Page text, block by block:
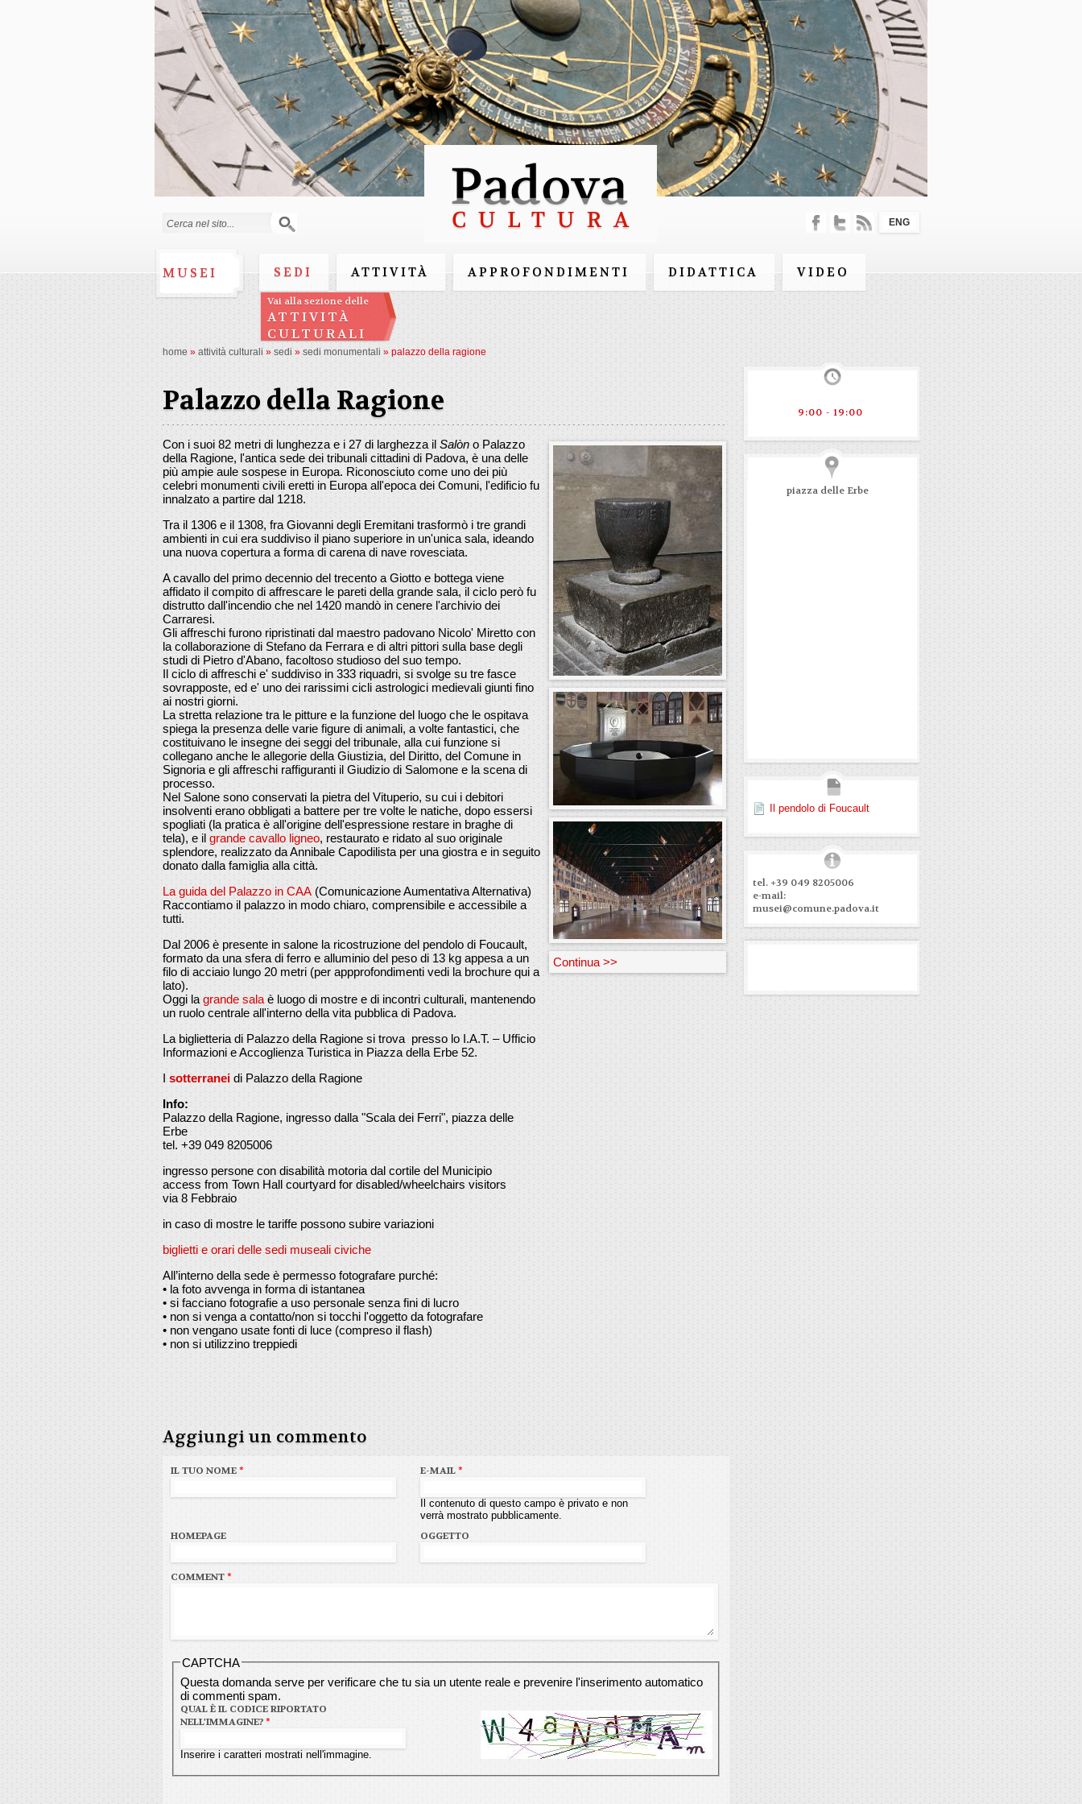
Salta al
contenuto
principale
Form di ricerca
MUSEI SEDI ATTIVITÀ APPROFONDIMENTI DIDATTICA VIDEO
Vai alla sezione delle
ATTIVITÀ
CULTURALI
ENG
home » attività culturali » sedi » sedi monumentali » palazzo della ragione
Palazzo della Ragione
Continua >>
Con i suoi 82 metri di lunghezza e i 27 di larghezza il Salòn o Palazzo
della Ragione, l'antica sede dei tribunali cittadini di Padova, è una delle
più ampie aule sospese in Europa. Riconosciuto come uno dei più
celebri monumenti civili eretti in Europa all'epoca dei Comuni, l'edificio fu
innalzato a partire dal 1218.
Tra il 1306 e il 1308, fra Giovanni degli Eremitani trasformò i tre grandi
ambienti in cui era suddiviso il piano superiore in un'unica sala, ideando
una nuova copertura a forma di carena di nave rovesciata.
A cavallo del primo decennio del trecento a Giotto e bottega viene
affidato il compito di affrescare le pareti della grande sala, il ciclo però fu
distrutto dall'incendio che nel 1420 mandò in cenere l'archivio dei
Carraresi.
Gli affreschi furono ripristinati dal maestro padovano Nicolo' Miretto con
la collaborazione di Stefano da Ferrara e di altri pittori sulla base degli
studi di Pietro d'Abano, facoltoso studioso del suo tempo.
Il ciclo di affreschi e' suddiviso in 333 riquadri, si svolge su tre fasce
sovrapposte, ed e' uno dei rarissimi cicli astrologici medievali giunti fino
ai nostri giorni.
La stretta relazione tra le pitture e la funzione del luogo che le ospitava
spiega la presenza delle varie figure di animali, a volte fantastici, che
costituivano le insegne dei seggi del tribunale, alla cui funzione si
collegano anche le allegorie della Giustizia, del Diritto, del Comune in
Signoria e gli affreschi raffiguranti il Giudizio di Salomone e la scena di
processo.
Nel Salone sono conservati la pietra del Vituperio, su cui i debitori
insolventi erano obbligati a battere per tre volte le natiche, dopo essersi
spogliati (la pratica è all'origine dell'espressione restare in braghe di
tela), e il grande cavallo ligneo, restaurato e ridato al suo originale
splendore, realizzato da Annibale Capodilista per una giostra e in seguito
donato dalla famiglia alla città.
La guida del Palazzo in CAA (Comunicazione Aumentativa Alternativa)
Raccontiamo il palazzo in modo chiaro, comprensibile e accessibile a
tutti.
Dal 2006 è presente in salone la ricostruzione del pendolo di Foucault,
formato da una sfera di ferro e alluminio del peso di 13 kg appesa a un
filo di acciaio lungo 20 metri (per appprofondimenti vedi la brochure qui a
lato).
Oggi la grande sala è luogo di mostre e di incontri culturali, mantenendo
un ruolo centrale all'interno della vita pubblica di Padova.
La biglietteria di Palazzo della Ragione si trova presso lo I.A.T. – Ufficio
Informazioni e Accoglienza Turistica in Piazza della Erbe 52.
I sotterranei di Palazzo della Ragione
Info:
Palazzo della Ragione, ingresso dalla "Scala dei Ferri", piazza delle
Erbe
tel. +39 049 8205006
ingresso persone con disabilità motoria dal cortile del Municipio
access from Town Hall courtyard for disabled/wheelchairs visitors
via 8 Febbraio
in caso di mostre le tariffe possono subire variazioni
biglietti e orari delle sedi museali civiche
All’interno della sede è permesso fotografare purché:
• la foto avvenga in forma di istantanea
• si facciano fotografie a uso personale senza fini di lucro
• non si venga a contatto/non si tocchi l'oggetto da fotografare
• non vengano usate fonti di luce (compreso il flash)
• non si utilizzino treppiedi
9:00 - 19:00
piazza delle Erbe
Il pendolo di Foucault
tel. +39 049 8205006
e-mail:
musei@comune.padova.it
Aggiungi un commento
IL TUO NOME* E-MAIL*
Il contenuto di questo campo è privato e non
verrà mostrato pubblicamente.
HOMEPAGE OGGETTO
COMMENT*
CAPTCHA
Questa domanda serve per verificare che tu sia un utente reale e prevenire l'inserimento automatico
di commenti spam.
QUAL È IL CODICE RIPORTATO
NELL'IMMAGINE?*
Inserire i caratteri mostrati nell'immagine.